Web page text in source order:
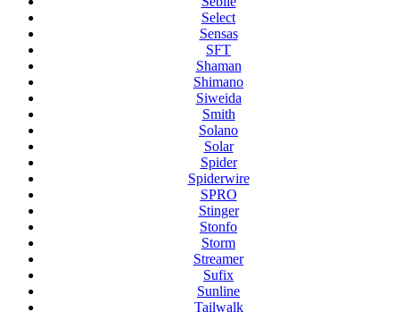
Select
Sensas
SFT
Shaman
Shimano
Siweida
Smith
Solano
Solar
Spider
Spiderwire
SPRO
Stinger
Stonfo
Storm
Streamer
Sufix
Sunline
Tailwalk